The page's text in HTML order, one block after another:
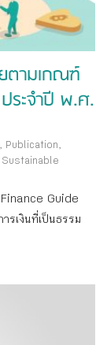
ตามเกณฑ์
ระจำปี พ.ศ.
, Publication,
Sustainable
Guide
เงินที่เป็นธรรม